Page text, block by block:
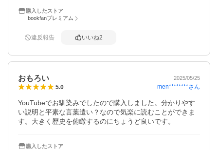
購入したストア
bookfanプレミアム
違反報告 いいね2
おもろい 2025/05/25
5.0 men********さん
YouTubeでお馴染みでしたので購入しました。分かりやす
い説明と平素な言葉遣い？なので気楽に読むことができま
す。大きく歴史を俯瞰するのにちょうど良いです。
購入したストア